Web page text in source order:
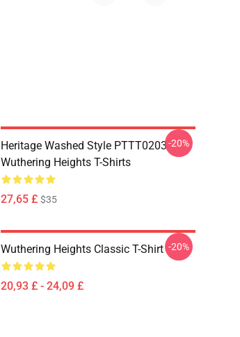
Heritage Washed Style PTTT0203
Wuthering Heights T-Shirts
27,65 £ $35
-20%
Wuthering Heights Classic T-Shirt
20,93 £ - 24,09 £
-20%